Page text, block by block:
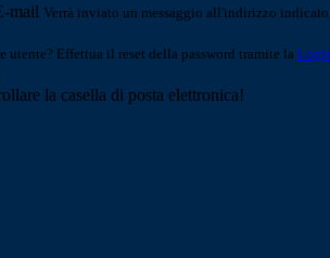
mail Verrà inviato un messaggio all'indirizzo
utente? Effettua il reset della password tramite la
la casella di posta elettronica!